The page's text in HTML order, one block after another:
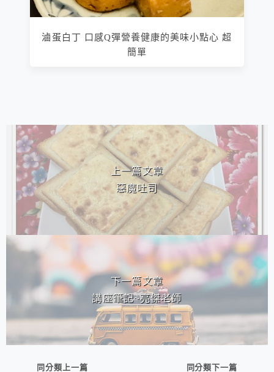
滷蛋白丁 口感Q彈營養健康的美味小點心 超
簡單
相連文章
上一篇文章
惡魔吐司
下一篇文章
講座筆記~亮傑老師
同分類上一篇 同分類下一篇